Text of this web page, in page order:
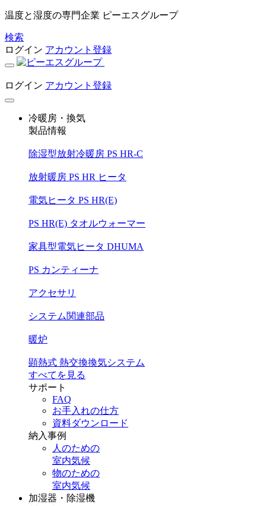
温度と湿度の専門企業 ピーエスグループ
検索
ログイン アカウント登録
ログイン アカウント登録
冷暖房・換気
製品情報
除湿型放射冷暖房 PS HR-C
放射暖房 PS HR ヒータ
電気ヒータ PS HR(E)
PS HR(E) タオルウォーマー
家具型電気ヒータ DHUMA
PS カンティーナ
アクセサリ
システム関連部品
暖炉
顕熱式 熱交換換気システム
すべてを見る
サポート
FAQ
お手入れの仕方
資料ダウンロード
納入事例
人のための
室内気候
物のための
室内気候
加湿器・除湿機